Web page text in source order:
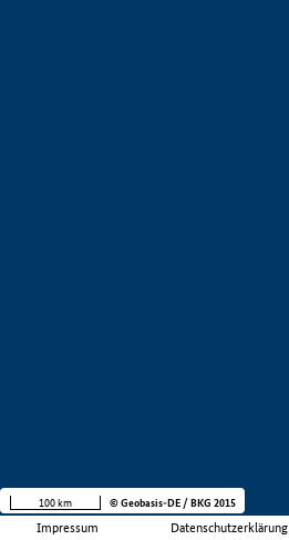
Impressum Datenschutzerklärung
100 km © Geobasis-DE / BKG 2015